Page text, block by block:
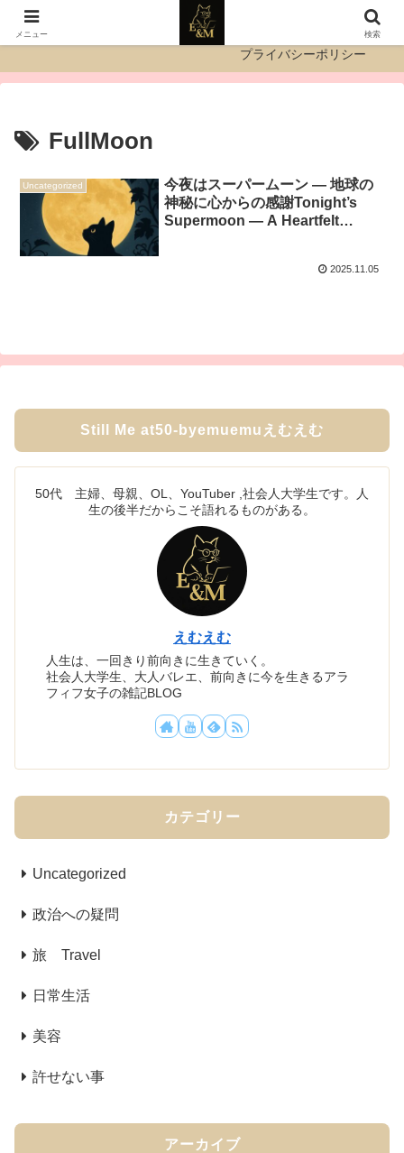
プライバシーポリシー
FullMoon
Uncategorized
今夜はスーパームーン — 地球の
神秘に心からの感謝Tonight’s
Supermoon — A Heartfelt
2025.11.05
Still Me at50-byemuemuえむえむ
50代 主婦、母親、OL、YouTuber ,社会人大学生です。人
生の後半だからこそ語れるものがある。
えむえむ
人生は、一回きり前向きに生きていく。
社会人大学生、大人バレエ、前向きに今を生きるアラ
フィフ女子の雑記BLOG
カテゴリー
Uncategorized
政治への疑問
旅 Travel
日常生活
美容
許せない事
アーカイブ
メニュー 検索